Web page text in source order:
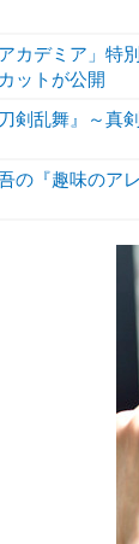
カデミア」特
ットが公開
剣乱舞』～真
の『趣味のアレ